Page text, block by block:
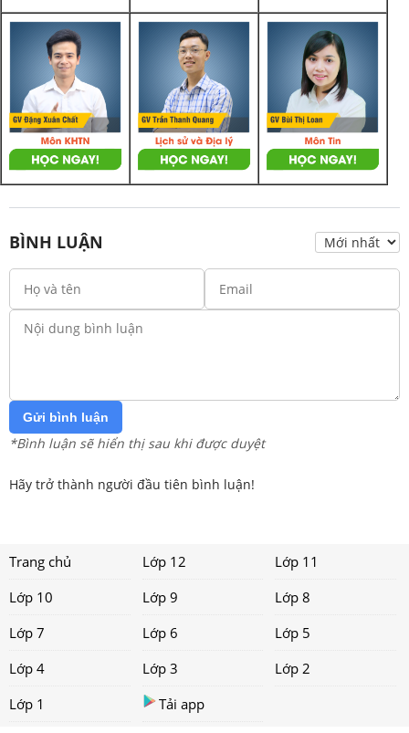
BÌNH LUẬN
Gửi bình luận
*Bình luận sẽ hiển thị sau khi được duyệt
Hãy trở thành người đầu tiên bình luận!
Trang chủ Lớp 12
Lớp 11
Lớp 10
Lớp 9
Lớp 8
Lớp 7
Lớp 6
Lớp 5
Lớp 4
Lớp 3
Lớp 2
Lớp 1
Tải app